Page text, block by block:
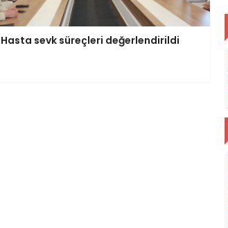
Hasta sevk süreçleri değerlendirildi